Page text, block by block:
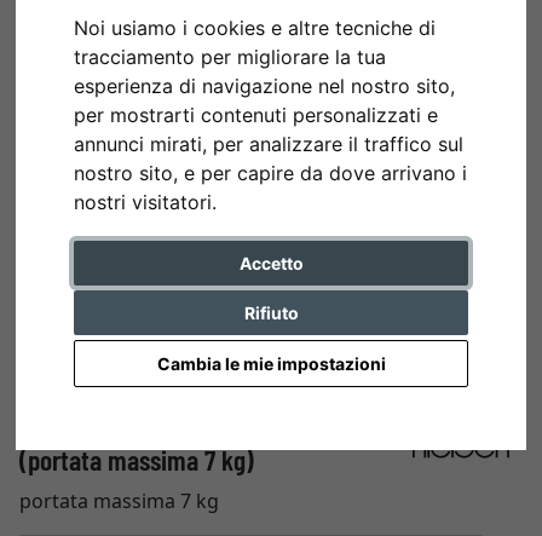
Noi usiamo i cookies e altre tecniche di
tracciamento per migliorare la tua
esperienza di navigazione nel nostro sito,
per mostrarti contenuti personalizzati e
annunci mirati, per analizzare il traffico sul
nostro sito, e per capire da dove arrivano i
nostri visitatori.
Accetto
Rifiuto
Cambia le mie impostazioni
(portata massima 7 kg)
portata massima 7 kg